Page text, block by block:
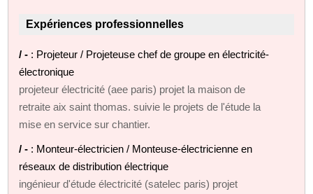
Expériences professionnelles
/ - : Projeteur / Projeteuse chef de groupe en électricité-
électronique
projeteur électricité (aee paris) projet la maison de
retraite aix saint thomas. suivie le projets de l'étude la
mise en service sur chantier.
/ - : Monteur-électricien / Monteuse-électricienne en
réseaux de distribution électrique
ingénieur d'étude électricité (satelec paris) projet